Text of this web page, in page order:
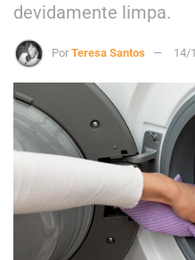
devidamente limpa.
Por Teresa Santos 14/